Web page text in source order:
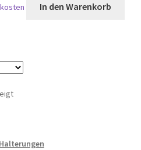
In den Warenkorb